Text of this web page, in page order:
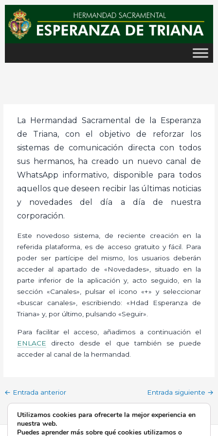
contenido
La Hermandad Sacramental de la Esperanza
de Triana, con el objetivo de reforzar los
sistemas de comunicación directa con todos
sus hermanos, ha creado un nuevo canal de
WhatsApp informativo, disponible para todos
aquellos que deseen recibir las últimas noticias
y novedades del día a día de nuestra
corporación.
Este novedoso sistema, de reciente creación en la
referida plataforma, es de acceso gratuito y fácil. Para
poder ser partícipe del mismo, los usuarios deberán
acceder al apartado de «Novedades», situado en la
parte inferior de la aplicación y, acto seguido, en la
sección «Canales», pulsar el icono «+» y seleccionar
«buscar canales», escribiendo: «Hdad Esperanza de
Triana» y, por último, pulsando «Seguir».
Para facilitar el acceso, añadimos a continuación el
ENLACE directo desde el que también se puede
acceder al canal de la hermandad.
← Entrada anterior Entrada siguiente →
Utilizamos cookies para ofrecerte la mejor experiencia en
nuestra web.
Puedes aprender más sobre qué cookies utilizamos o